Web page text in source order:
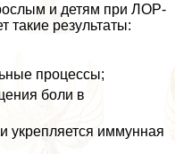
и детям при ЛОР-
такие результаты:
процессы;
боли в
укрепляется иммунная